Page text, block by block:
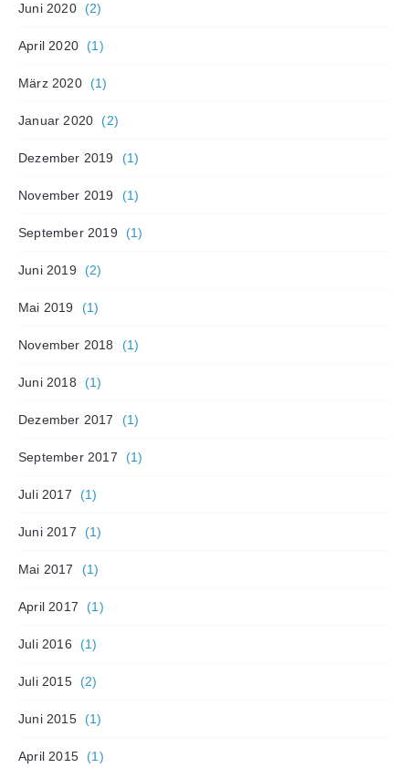
Juni 2020 (2)
April 2020 (1)
März 2020 (1)
Januar 2020 (2)
Dezember 2019 (1)
November 2019 (1)
September 2019 (1)
Juni 2019 (2)
Mai 2019 (1)
November 2018 (1)
Juni 2018 (1)
Dezember 2017 (1)
September 2017 (1)
Juli 2017 (1)
Juni 2017 (1)
Mai 2017 (1)
April 2017 (1)
Juli 2016 (1)
Juli 2015 (2)
Juni 2015 (1)
April 2015 (1)